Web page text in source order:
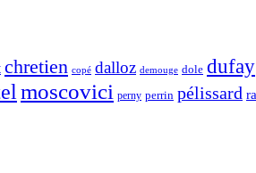
chretien copé dalloz demouge dole dufay
moscovici perny perrin pélissard